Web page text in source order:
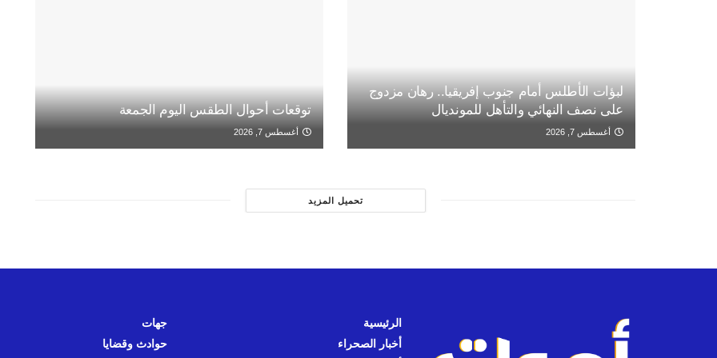
لبؤات الأطلس أمام جنوب إفريقيا.. رهان مزدوج
على نصف النهائي والتأهل للمونديال
أغسطس 7, 2026
توقعات أحوال الطقس اليوم الجمعة
أغسطس 7, 2026
تحميل المزيد
الرئيسية
أخبار الصحراء
جهات
حوادث وقضايا